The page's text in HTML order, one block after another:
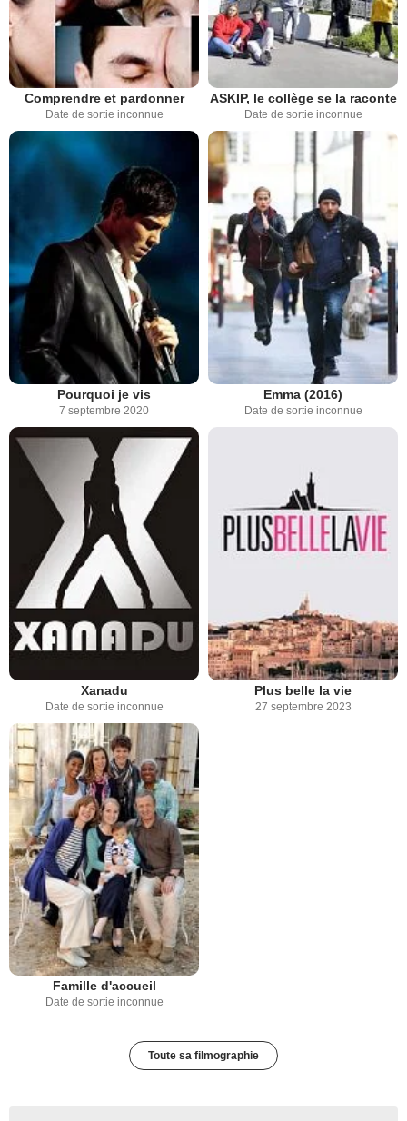
Comprendre et pardonner
Date de sortie inconnue
ASKIP, le collège se la raconte
Date de sortie inconnue
Pourquoi je vis
7 septembre 2020
Emma (2016)
Date de sortie inconnue
Xanadu
Date de sortie inconnue
Plus belle la vie
27 septembre 2023
Famille d'accueil
Date de sortie inconnue
Toute sa filmographie